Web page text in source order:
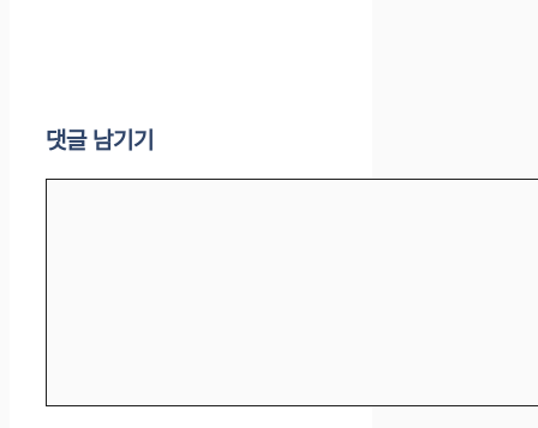
댓글 남기기